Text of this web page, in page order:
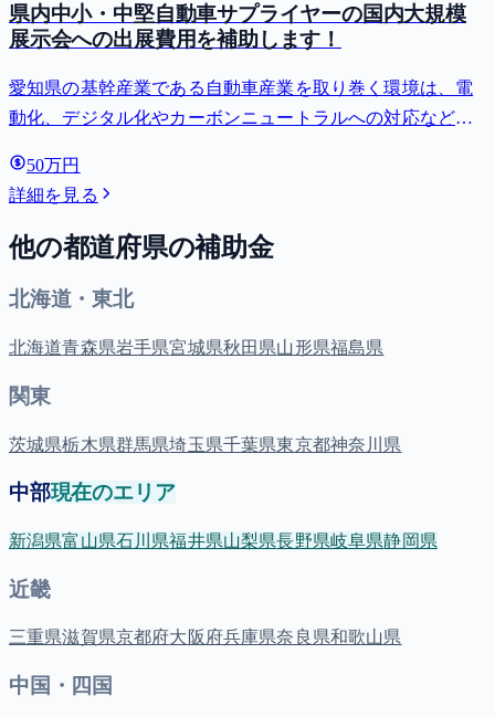
県内中小・中堅自動車サプライヤーの国内大規模
展示会への出展費用を補助します！
愛知県の基幹産業である自動車産業を取り巻く環境は、電
動化、デジタル化やカーボンニュートラルへの対応など
り、自動車及び自動車部品に対し、依然として15％の関税
が適用されているなど、大変厳...
50万円
詳細を見る
他の都道府県の補助金
北海道・東北
北海道青森県岩手県宮城県秋田県山形県福島県
関東
茨城県栃木県群馬県埼玉県千葉県東京都神奈川県
中部現在のエリア
新潟県富山県石川県福井県山梨県長野県岐阜県静岡県
近畿
三重県滋賀県京都府大阪府兵庫県奈良県和歌山県
中国・四国